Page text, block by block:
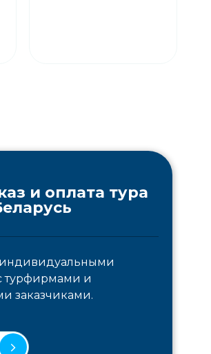
и оплата тура
индивидуальными
турфирмами и
заказчиками.